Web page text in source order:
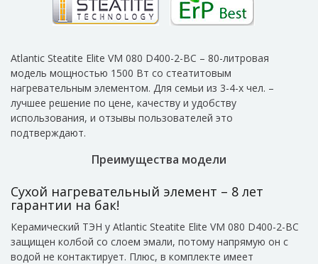
Atlantic Steatite Elite VM 080 D400-2-BC – 80-литровая
модель мощностью 1500 Вт со стеатитовым
нагревательным элементом. Для семьи из 3-4-х чел. –
лучшее решение по цене, качеству и удобству
использования, и отзывы пользователей это
подтверждают.
Преимущества модели
Сухой нагревательный элемент – 8 лет
гарантии на бак!
Керамический ТЭН у Atlantic Steatite Elite VM 080 D400-2-BC
защищен колбой со слоем эмали, потому напрямую он с
водой не контактирует. Плюс, в комплекте имеет